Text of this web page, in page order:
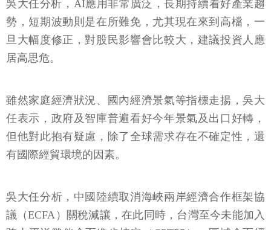
吳大任分析，AI應用非常廣泛，長期持續看好產業趨
勢，短期波動則是在所難免，尤其現在來到高檔，一
旦大幅度修正，對股民影響會比較大，建議投資人應
居高思危。
雖然家庭經濟狀況、國內經濟景氣等指標走揚，吳大
任表示，政府及智庫普遍看好今年景氣及出口好轉，
但他對此抱有疑慮，除了全球需求存在不確定性，還
有國際經貿環境的因素。
吳大任分析，中國陸續取消海峽兩岸經濟合作框架協
議（ECFA）關稅減讓，在此同時，台灣至今未能加入